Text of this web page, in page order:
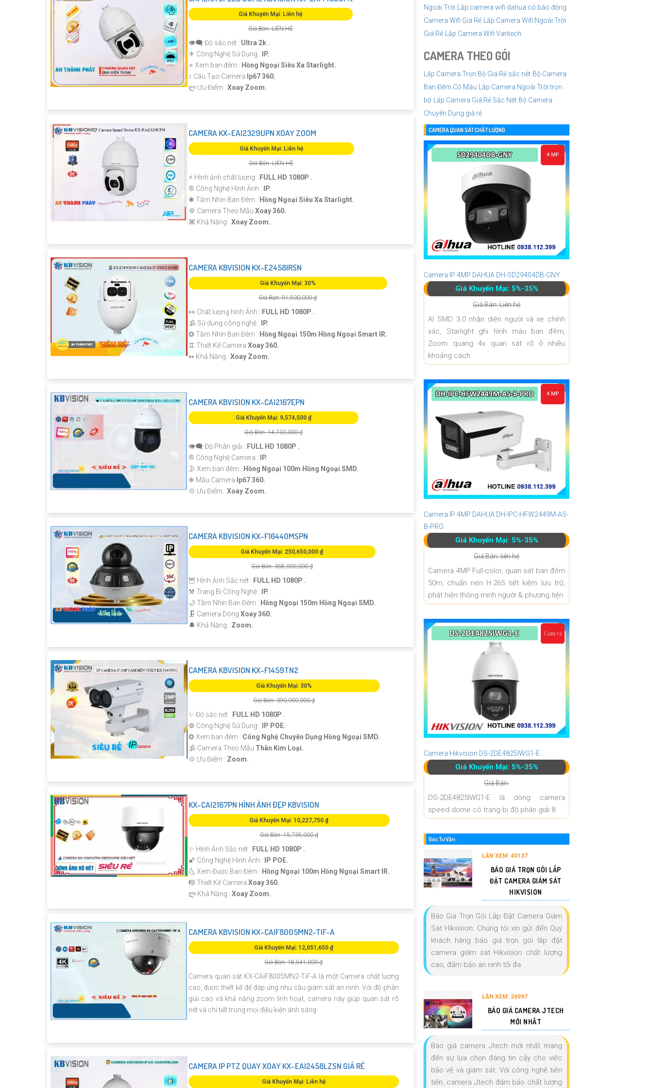
Giá Khuyến Mại: Liên hệ
Giá Bán: LIÊN HỆ
👁️‍🗨 Độ sắc nét : Ultra 2k .
⚜️ Công Nghệ Sử Dụng :
IP.
⭐ Xem ban đêm : Hồng Ngoại Siêu Xa Starlight.
↕️ Cấu Tạo Camera Ip67 360.
️ლ Ưu Điểm : Xoay Zoom.
CAMERA KX-EAI2329UPN XOAY ZOOM
Giá Khuyến Mại: Liên hệ
Giá Bán: LIÊN HỆ
️⚡ Hình ảnh chất lượng : FULL HD 1080P .
®️ Công Nghệ Hình Ảnh :
IP.
❃ Tầm Nhìn Ban Đêm : Hồng Ngoại Siêu Xa Starlight.
💢 Camera Theo Mẫu Xoay 360.
️⌘ Khả Năng : Xoay Zoom.
CAMERA KBVISION KX-E2458IRSN
Giá Khuyến Mại: 30%
Giá Bán: 91,500,000 ₫
️
👀 Chất lượng hình Ảnh : FULL HD 1080P .
🕉️ Sử dụng công nghệ :
IP.
❂ Tầm Nhìn Ban Đêm : Hồng Ngoại 150m Hồng Ngoại Smart IR.
♊ Thiết Kế Camera Xoay 360.
️↭ Khả Năng : Xoay Zoom.
CAMERA KBVISION KX-CAI2167EPN
Giá Khuyến Mại: 9,574,500 ₫
Giá Bán: 14,730,000 ₫
👁️‍🗨 Độ Phân giải : FULL HD 1080P .
®️ Công Nghệ Camera :
IP.
🌛 Xem ban đêm : Hồng Ngoại 100m Hồng Ngoại SMD.
❄ Mẫu Camera Ip67 360.
️💠 Ưu Điểm : Xoay Zoom.
CAMERA KBVISION KX-F16440MSPN
Giá Khuyến Mại: 250,650,000 ₫
Giá Bán: 358,000,000 ₫
🦉 Hình Ảnh Sắc nét : FULL HD 1080P .
⚒ Trang Bị Công Nghệ :
IP.
🌙 Tầm Nhìn Ban Đêm : Hồng Ngoại 150m Hồng Ngoại SMD.
🗜️ Camera Dòng Xoay 360.
️🔔 Khả Năng : Zoom.
CAMERA KBVISION KX-F1459TN2
Giá Khuyến Mại: 30%
Giá Bán: 390,000,000 ₫
✨ Độ sắc nét : FULL HD 1080P .
⚙ Công Nghệ Sử Dụng :
IP POE.
❂ Xem ban đêm : Công Nghệ Chuyên Dụng Hồng Ngoại SMD.
🕉️ Camera Theo Mẫu Thân Kim Loại.
️💠 Ưu Điểm : Zoom.
KX-CAI2167PN HÌNH ẢNH ĐẸP KBVISION
Giá Khuyến Mại: 10,227,750 ₫
Giá Bán: 15,735,000 ₫
✨ Hình Ảnh Sắc nét : FULL HD 1080P .
🌠 Công Nghệ Hình Ảnh :
IP POE.
🌜 Xem Được Ban Đêm : Hồng Ngoại 100m Hồng Ngoại Smart IR.
🎼️ Thiết Kế Camera Xoay 360.
️ლ Khả Năng : Xoay Zoom.
CAMERA KBVISION KX-CAIF8005MN2-TIF-A
Giá Khuyến Mại: 12,051,650 ₫
Giá Bán: 18,541,000 ₫
Camera quan sát KX-CAiF8005MN2-TiF-A là một Camera chất lượng
cao, được thiết kế để đáp ứng nhu cầu giám sát an ninh. Với độ phân
giải cao và khả năng zoom linh hoạt, camera này giúp quan sát rõ
nét và chi tiết trong mọi điều kiện ánh sáng
CAMERA IP PTZ QUAY XOAY KX-EAI2458LZSN GIÁ RẺ
Giá Khuyến Mại: Liên hệ
Ngoài Trời
Lắp camera wifi dahua có báo động
Camera Wifi Giá Rẻ
Lắp Camera Wifi Ngoài Trời
Giá Rẻ
Lắp Camera Wifi Vantech
CAMERA THEO GÓI
Lắp Camera Trọn Bộ Giá Rẻ sắc nét Bộ Camera
Ban Đêm Có Màu
Lắp Camera Ngoài Trời trọn
bộ
Lắp Camera Giá Rẻ Sắc Nét Bộ Camera
Chuyên Dụng giá rẻ
CAMERA QUAN SÁT CHẤT LƯỢNG
Camera IP 4MP DAHUA DH-SD29404DB-GNY
Giá Khuyến Mại: 5%-35%
Giá Bán: Liên hệ
AI SMD 3.0 nhận diện người và xe chính
xác, Starlight ghi hình màu ban đêm,
Zoom quang 4x quan sát rõ ở nhiều
khoảng cách
Camera IP 4MP DAHUA DH-IPC-HFW2449M-AS-
B-PRO
Giá Khuyến Mại: 5%-35%
Giá Bán: liên hệ
Camera 4MP Full-color, quan sát ban đêm
50m, chuẩn nén H.265 tiết kiệm lưu trữ,
phát hiện thông minh người & phương tiện
Camera Hikvision DS-2DE4825IWG1-E
Giá Khuyến Mại: 5%-35%
Giá Bán:
DS-2DE4825IWG1-E là dòng camera
speed dome có trang bị độ phân giải 8
Góc Tư Vấn
LẦN XEM: 40137
BÁO GIÁ TRỌN GÓI LẮP
ĐẶT CAMERA GIÁM SÁT
HIKVISION
Báo Giá Trọn Gói Lắp Đặt Camera Giám
Sát Hikvision: Chúng tôi xin gửi đến Quý
khách hàng báo giá trọn gói lắp đặt
camera giám sát Hikvision chất lượng
cao, đảm bảo an ninh tối đa...
LẦN XEM: 26997
BÁO GIÁ CAMERA JTECH
MỚI NHẤT
Báo giá camera Jtech mới nhất mang
đến sự lựa chọn đáng tin cậy cho việc
bảo vệ và giám sát. Với công nghệ tiên
tiến, camera Jtech đảm bảo chất lượng